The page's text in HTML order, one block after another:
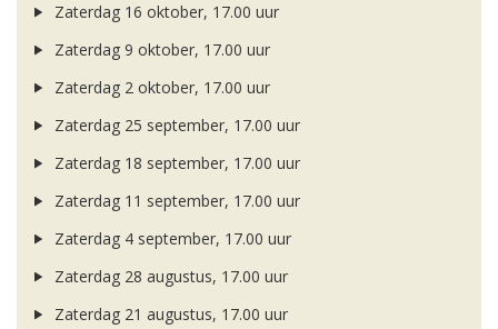
Zaterdag 16 oktober, 17.00 uur
Zaterdag 9 oktober, 17.00 uur
Zaterdag 2 oktober, 17.00 uur
Zaterdag 25 september, 17.00 uur
Zaterdag 18 september, 17.00 uur
Zaterdag 11 september, 17.00 uur
Zaterdag 4 september, 17.00 uur
Zaterdag 28 augustus, 17.00 uur
Zaterdag 21 augustus, 17.00 uur